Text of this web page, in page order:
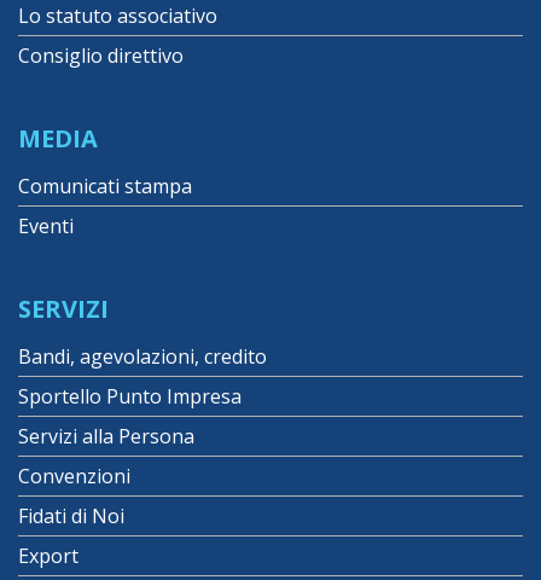
Lo statuto associativo
Consiglio direttivo
MEDIA
Comunicati stampa
Eventi
SERVIZI
Bandi, agevolazioni, credito
Sportello Punto Impresa
Servizi alla Persona
Convenzioni
Fidati di Noi
Export